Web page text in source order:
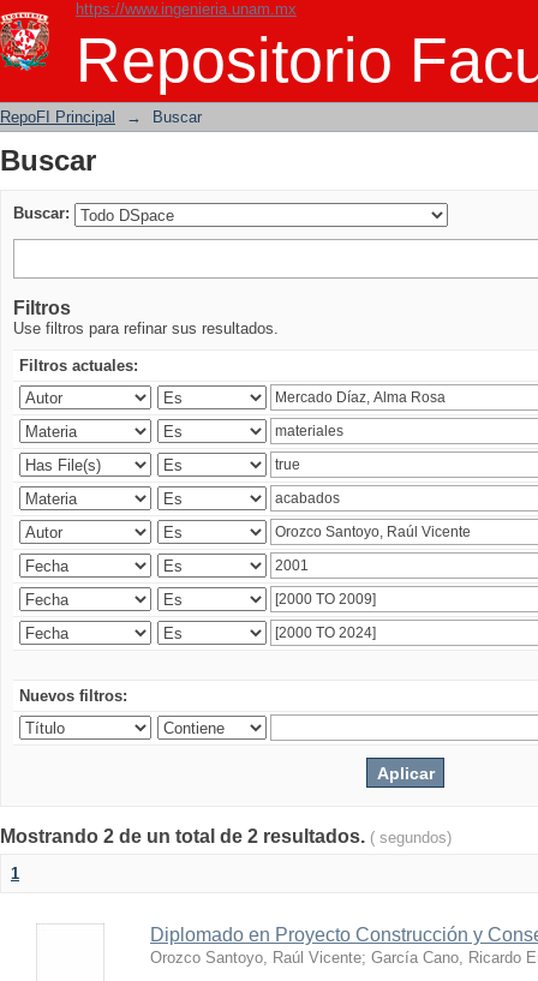
https://www.ingenieria.unam.mx
Repositorio
Buscar
RepoFI Principal → Buscar
Buscar
Buscar:
Filtros
Use filtros para refinar sus resultados.
Filtros actuales:
Nuevos filtros:
Mostrando 2 de un total de 2 resultados. ( segundos)
1
Diplomado en Proyecto Construcción y
Orozco Santoyo, Raúl Vicente; García Cano, Ricardo